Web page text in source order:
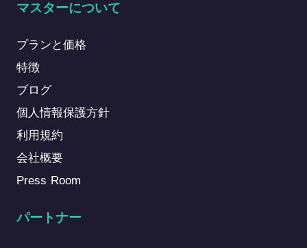
マスターについて
プランと価格
特徴
ブログ
個人情報保護方針
利用規約
会社概要
Press Room
パートナー